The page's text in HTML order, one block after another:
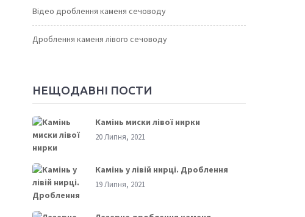
Відео дроблення каменя сечоводу
Дроблення каменя лівого сечоводу
НЕЩОДАВНІ ПОСТИ
Камінь миски лівої нирки
20 Липня, 2021
Камінь у лівій нирці. Дроблення
19 Липня, 2021